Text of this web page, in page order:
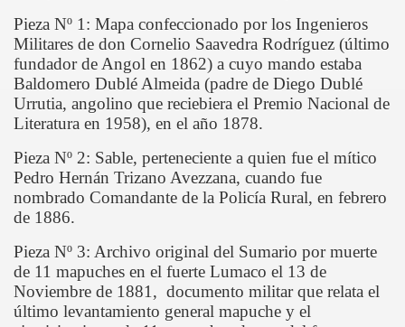
Pieza Nº 1: Mapa confeccionado por los Ingenieros
Militares de don Cornelio Saavedra Rodríguez (último
fundador de Angol en 1862) a cuyo mando estaba
Baldomero Dublé Almeida (padre de Diego Dublé
Urrutia, angolino que reciebiera el Premio Nacional de
Literatura en 1958), en el año 1878.
Pieza Nº 2: Sable, perteneciente a quien fue el mítico
Pedro Hernán Trizano Avezzana, cuando fue
nombrado Comandante de la Policía Rural, en febrero
de 1886.
Pieza Nº 3: Archivo original del Sumario por muerte
de 11 mapuches en el fuerte Lumaco el 13 de
Noviembre de 1881, documento militar que relata el
último levantamiento general mapuche y el
DE NAHUELBUTA
ARGENTEUS BLANCH
COMUNAL
DE ANGOL